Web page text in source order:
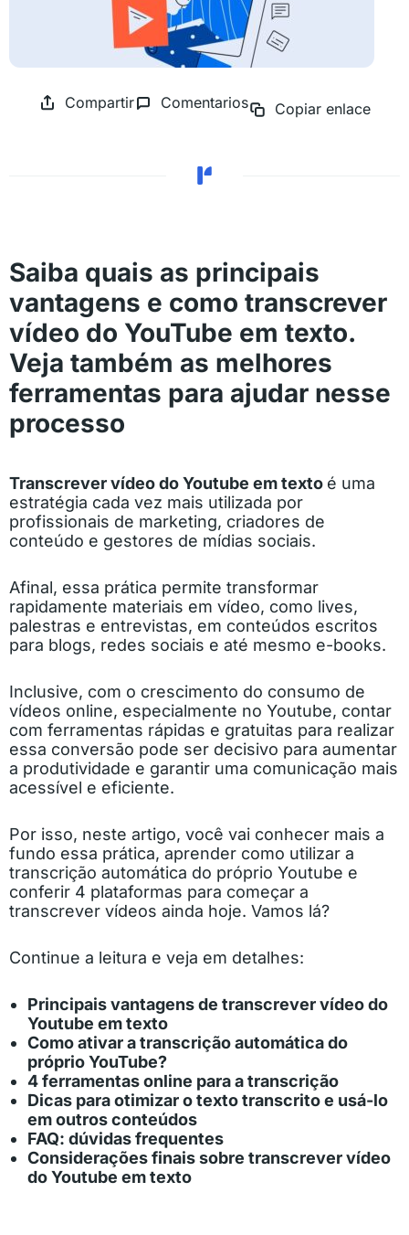
Compartir Comentarios Copiar enlace
Saiba quais as principais
vantagens e como transcrever
vídeo do YouTube em texto.
Veja também as melhores
ferramentas para ajudar nesse
processo
Transcrever vídeo do Youtube em texto é uma
estratégia cada vez mais utilizada por
profissionais de marketing, criadores de
conteúdo e gestores de mídias sociais.
Afinal, essa prática permite transformar
rapidamente materiais em vídeo, como lives,
palestras e entrevistas, em conteúdos escritos
para blogs, redes sociais e até mesmo e-books.
Inclusive, com o crescimento do consumo de
vídeos online, especialmente no Youtube, contar
com ferramentas rápidas e gratuitas para realizar
essa conversão pode ser decisivo para aumentar
a produtividade e garantir uma comunicação mais
acessível e eficiente.
Por isso, neste artigo, você vai conhecer mais a
fundo essa prática, aprender como utilizar a
transcrição automática do próprio Youtube e
conferir 4 plataformas para começar a
transcrever vídeos ainda hoje. Vamos lá?
Continue a leitura e veja em detalhes:
Principais vantagens de transcrever vídeo do
Youtube em texto
Como ativar a transcrição automática do
próprio YouTube?
4 ferramentas online para a transcrição
Dicas para otimizar o texto transcrito e usá-lo
em outros conteúdos
FAQ: dúvidas frequentes
Considerações finais sobre transcrever vídeo
do Youtube em texto